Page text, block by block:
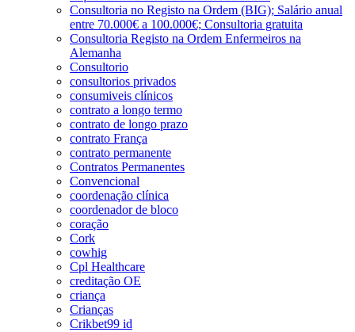
Consultoria no Registo na Ordem (BIG); Salário anual
entre 70.000€ a 100.000€; Consultoria gratuita
Consultoria Registo na Ordem Enfermeiros na
Alemanha
Consultorio
consultorios privados
consumiveis clínicos
contrato a longo termo
contrato de longo prazo
contrato França
contrato permanente
Contratos Permanentes
Convencional
coordenação clínica
coordenador de bloco
coração
Cork
cowhig
Cpl Healthcare
creditação OE
criança
Crianças
Crikbet99 id